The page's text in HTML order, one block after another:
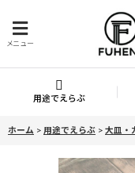
メニュー
用途でえらぶ
ホーム > 用途でえらぶ > 大皿・